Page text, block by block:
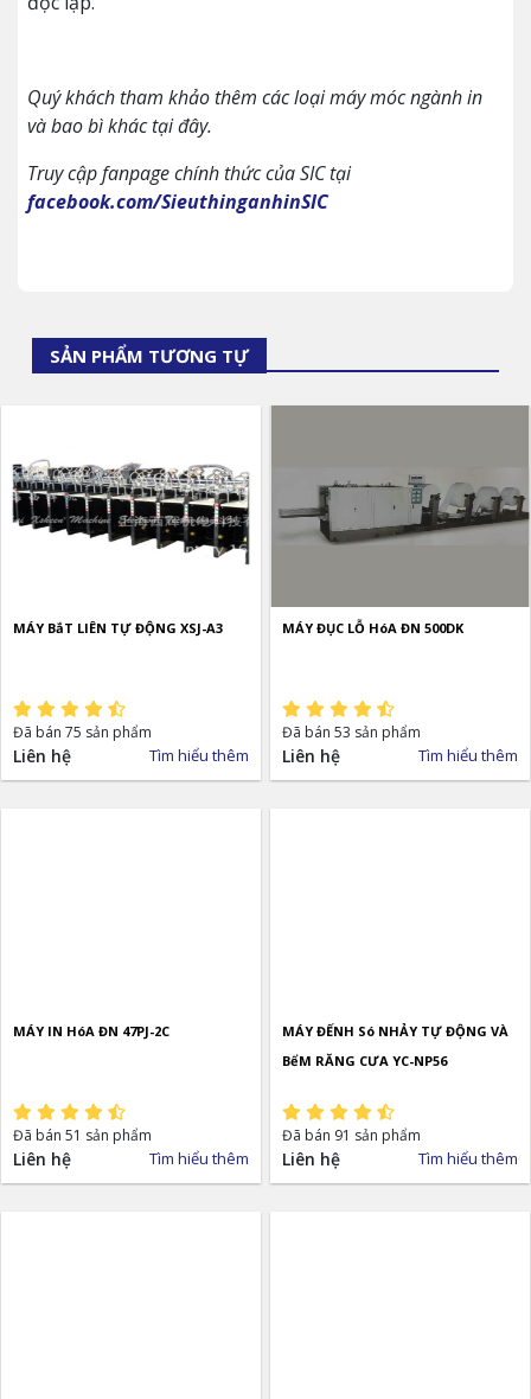
Quý khách tham khảo thêm các loại máy móc ngành in
và bao bì khác tại đây.
Truy cập fanpage chính thức của SIC tại
facebook.com/SieuthinganhinSIC
SẢN PHẨM TƯƠNG TỰ
MÁY BắT LIÊN TỰ ĐỘNG XSJ-A3
Đã bán 75 sản phẩm
Liên hệ Tìm hiểu thêm
MÁY ĐỤC LỖ HóA ĐN 500DK
Đã bán 53 sản phẩm
Liên hệ Tìm hiểu thêm
MÁY IN HóA ĐN 47PJ-2C
Đã bán 51 sản phẩm
Liên hệ Tìm hiểu thêm
MÁY ĐẾNH Só NHẢY TỰ ĐỘNG VÀ
BểM RĂNG CƯA YC-NP56
Đã bán 91 sản phẩm
Liên hệ Tìm hiểu thêm